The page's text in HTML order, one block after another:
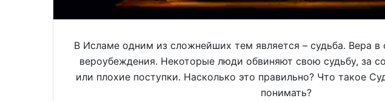
В Исламе одним из сложнейших тем является – судьба. Вера в
вероубеждения. Некоторые люди обвиняют свою судьбу, за
или плохие поступки. Насколько это правильно? Что такое
понимать?